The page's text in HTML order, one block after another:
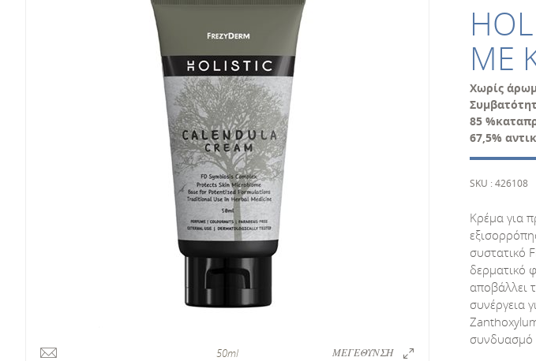
ΜΕΓΕΘΥΝΣΗ
50ml
ΜΕ
Χωρίς
85
67,5%
SKU : 426108
Κρέμα για
συστατικό
δερματικό
αποβάλλει
συνέργεια
συνδυασμό